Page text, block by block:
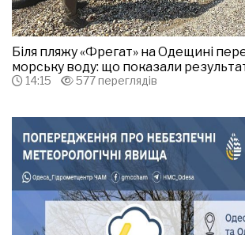
Біля пляжу «Фрегат» на Одещині
морську воду: що показали
14:15 577 переглядів